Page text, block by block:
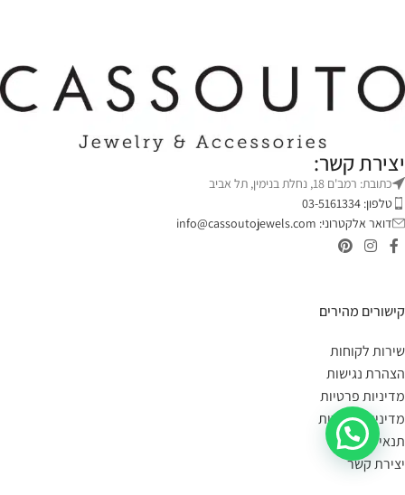
יצירת קשר:
כתובת: רמב'ם 18, נחלת בנימין, תל אביב
טלפון: 03-5161334
דואר אלקטרוני: info@cassoutojewels.com
קישורים מהירים
שירות לקוחות
הצהרת נגישות
מדיניות פרטיות
מדיניות החזרות
תנאי שימוש
יצירת קשר